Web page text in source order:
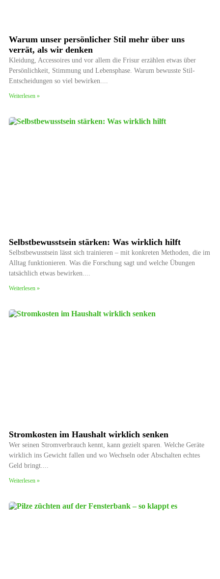
Warum unser persönlicher Stil mehr über uns
verrät, als wir denken
Kleidung, Accessoires und vor allem die Frisur erzählen etwas über
Persönlichkeit, Stimmung und Lebensphase. Warum bewusste Stil-
Entscheidungen so viel bewirken.
Weiterlesen »
Selbstbewusstsein stärken: Was wirklich hilft
Selbstbewusstsein lässt sich trainieren – mit konkreten Methoden, die im
Alltag funktionieren. Was die Forschung sagt und welche Übungen
tatsächlich etwas bewirken.
Weiterlesen »
Stromkosten im Haushalt wirklich senken
Wer seinen Stromverbrauch kennt, kann gezielt sparen. Welche Geräte
wirklich ins Gewicht fallen und wo Wechseln oder Abschalten echtes
Geld bringt.
Weiterlesen »